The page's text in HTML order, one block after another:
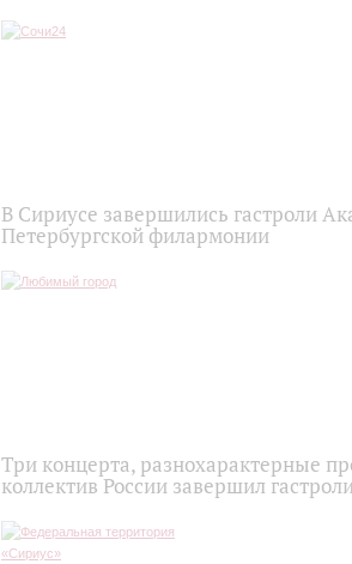
В Сириусе завершились гастроли
Петербургской филармонии
Три концерта, разнохарактерные
коллектив России завершил